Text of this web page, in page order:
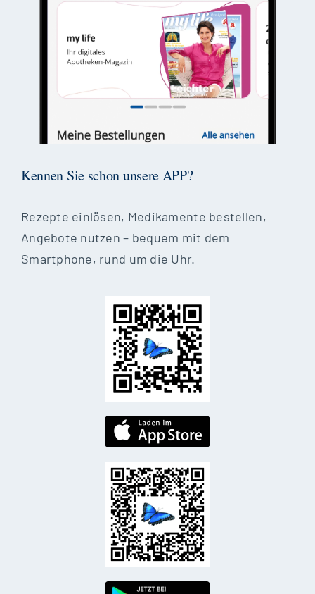
Kennen Sie schon unsere APP?
Rezepte einlösen, Medikamente bestellen,
Angebote nutzen – bequem mit dem
Smartphone, rund um die Uhr.